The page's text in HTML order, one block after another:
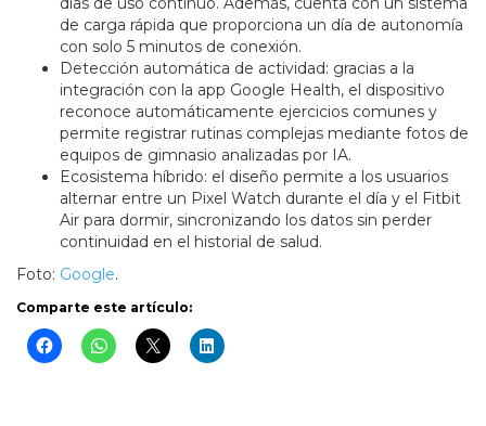
de carga rápida que proporciona un día de autonomía
con solo 5 minutos de conexión.
Detección automática de actividad: gracias a la
integración con la app Google Health, el dispositivo
reconoce automáticamente ejercicios comunes y
permite registrar rutinas complejas mediante fotos de
equipos de gimnasio analizadas por IA.
Ecosistema híbrido: el diseño permite a los usuarios
alternar entre un Pixel Watch durante el día y el Fitbit
Air para dormir, sincronizando los datos sin perder
continuidad en el historial de salud.
Foto: Google.
Comparte este artículo: